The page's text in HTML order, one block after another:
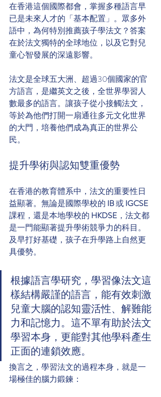
在香港這個國際都會，掌握多種語言早
已是未來人才的「基本配置」。眾多外
語中，為何特別推薦孩子學法文？答案
在於法文獨特的全球地位，以及它對兒
童心智發展的深遠影響。
法文是全球五大洲、超過30個國家的官
方語言，是繼英文之後，全世界學習人
數最多的語言。讓孩子從小接觸法文，
等於為他們打開一扇通往多元文化世界
的大門，培養他們成為真正的世界公
民。
提升學術與認知雙重優勢
在香港的教育體系中，法文的重要性日
益顯著。無論是國際學校的 IB 或 IGCSE
課程，還是本地學校的 HKDSE ，法文都
是一門能顯著提升學術競爭力的科目。
及早打好基礎，孩子在升學路上自然更
具優勢。
根據語言學研究，學習像法文這
樣結構嚴謹的語言，能有效刺激
兒童大腦的認知靈活性、解難能
力和記憶力。這不單有助於法文
學習本身，更能對其他學科產生
正面的連鎖效應。
換言之，學習法文的過程本身，就是一
場極佳的腦力鍛鍊：